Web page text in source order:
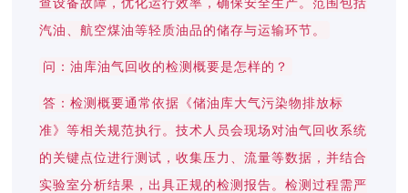
汽油、航空煤油等轻质油品的储存与运输环节。
问：油库油气回收的检测概要是怎样的？
答：检测概要通常依据《储油库大气污染物排放标
准》等相关规范执行。技术人员会现场对油气回收系统
的关键点位进行测试，收集压力、流量等数据，并结合
实验室分析结果，出具正规的检测报告。检测过程需严